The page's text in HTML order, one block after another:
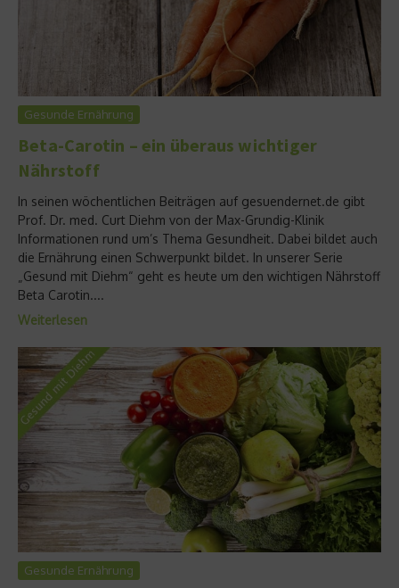
Gesunde Ernährung
Beta-Carotin – ein überaus wichtiger
Nährstoff
In seinen wöchentlichen Beiträgen auf gesuendernet.de gibt
Prof. Dr. med. Curt Diehm von der Max-Grundig-Klinik
Informationen rund um’s Thema Gesundheit. Dabei bildet auch
die Ernährung einen Schwerpunkt bildet. In unserer Serie
„Gesund mit Diehm“ geht es heute um den wichtigen Nährstoff
Beta Carotin....
Weiterlesen
Gesunde Ernährung